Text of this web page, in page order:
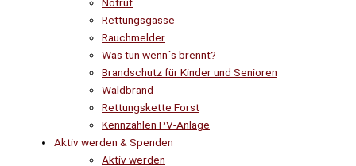
Rettungsgasse
Rauchmelder
Was tun wenn´s brennt?
Brandschutz für Kinder und Senioren
Waldbrand
Rettungskette Forst
Kennzahlen PV-Anlage
Aktiv werden & Spenden
Aktiv werden